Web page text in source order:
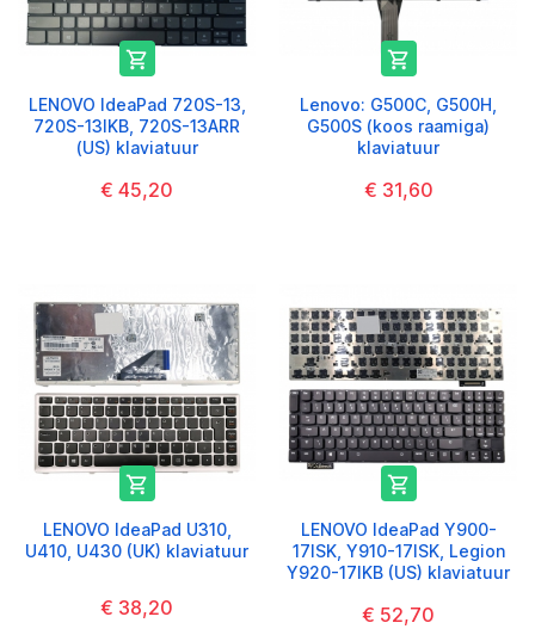

LENOVO IdeaPad 720S-13,
720S-13IKB, 720S-13ARR
(US) klaviatuur
€ 45,20

Lenovo: G500C, G500H,
G500S (koos raamiga)
klaviatuur
€ 31,60

LENOVO IdeaPad U310,
U410, U430 (UK) klaviatuur
€ 38,20

LENOVO IdeaPad Y900-
17ISK, Y910-17ISK, Legion
Y920-17IKB (US) klaviatuur
€ 52,70